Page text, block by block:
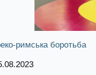
римська боротьба